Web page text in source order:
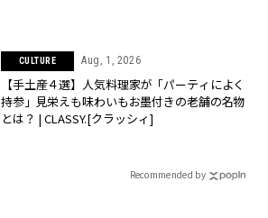
CULTURE Aug, 1, 2026
【手土産４選】人気料理家が「パーティによく
持参」見栄えも味わいもお墨付きの老舗の名物
とは？ | CLASSY.[クラッシィ]
Recommended by